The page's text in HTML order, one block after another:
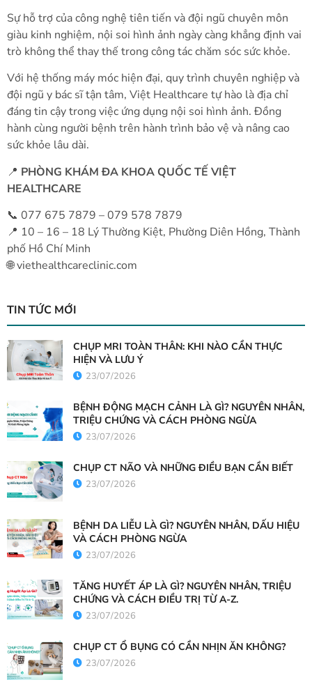
Sự hỗ trợ của công nghệ tiên tiến và đội ngũ chuyên môn
giàu kinh nghiệm, nội soi hình ảnh ngày càng khẳng định vai
trò không thể thay thế trong công tác chăm sóc sức khỏe.
Với hệ thống máy móc hiện đại, quy trình chuyên nghiệp và
đội ngũ y bác sĩ tận tâm, Việt Healthcare tự hào là địa chỉ
đáng tin cậy trong việc ứng dụng nội soi hình ảnh. Đồng
hành cùng người bệnh trên hành trình bảo vệ và nâng cao
sức khỏe lâu dài.
📍 PHÒNG KHÁM ĐA KHOA QUỐC TẾ VIỆT
HEALTHCARE
📞 077 675 7879 – 079 578 7879
📍 10 – 16 – 18 Lý Thường Kiệt, Phường Diên Hồng, Thành
phố Hồ Chí Minh
🌐 viethealthcareclinic.com
TIN TỨC MỚI
CHỤP MRI TOÀN THÂN: KHI NÀO CẦN THỰC
HIỆN VÀ LƯU Ý
23/07/2026
BỆNH ĐỘNG MẠCH CẢNH LÀ GÌ? NGUYÊN NHÂN,
TRIỆU CHỨNG VÀ CÁCH PHÒNG NGỪA
23/07/2026
CHỤP CT NÃO VÀ NHỮNG ĐIỀU BẠN CẦN BIẾT
23/07/2026
BỆNH DA LIỄU LÀ GÌ? NGUYÊN NHÂN, DẤU HIỆU
VÀ CÁCH PHÒNG NGỪA
23/07/2026
TĂNG HUYẾT ÁP LÀ GÌ? NGUYÊN NHÂN, TRIỆU
CHỨNG VÀ CÁCH ĐIỀU TRỊ TỪ A-Z.
23/07/2026
CHỤP CT Ổ BỤNG CÓ CẦN NHỊN ĂN KHÔNG?
23/07/2026